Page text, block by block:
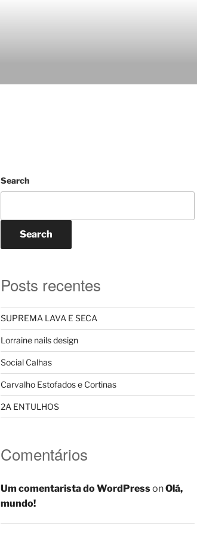
Search
Search
Posts recentes
SUPREMA LAVA E SECA
Lorraine nails design
Social Calhas
Carvalho Estofados e Cortinas
2A ENTULHOS
Comentários
Um comentarista do WordPressonOlá,
mundo!